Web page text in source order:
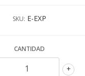
SKU: E-EXP
CANTIDAD
+